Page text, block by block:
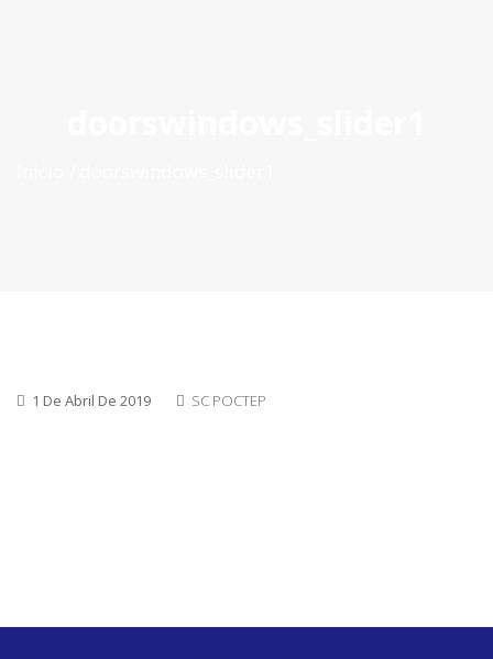
1 De Abril De 2019 SC POCTEP